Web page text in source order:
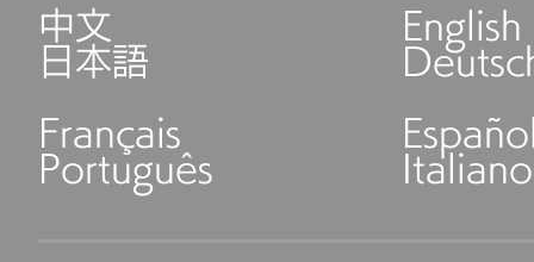
中文 English
日本語
Français
Português Italiano